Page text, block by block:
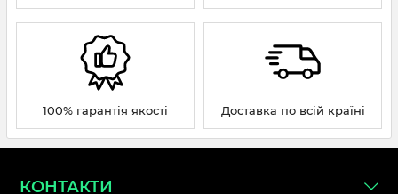
100% гарантія якості Доставка по всій країні
КОНТАКТИ